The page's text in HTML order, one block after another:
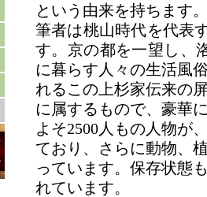
という由来を持ちます
筆者は桃山時代を代表
す。京の都を一望し、
に暮らす人々の生活風
れるこの上杉家伝来の
に属するもので、豪華
よそ2500人もの人物が
ており、さらに動物、
っています。保存状態
れています。